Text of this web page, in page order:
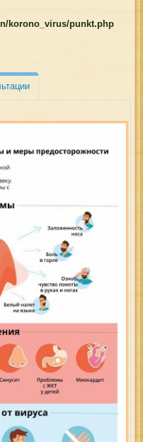
korono_virus/punkt.php